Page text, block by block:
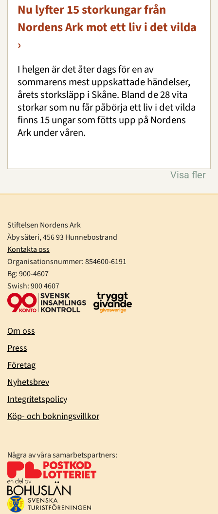
Nu lyfter 15 storkungar från
Nordens Ark mot ett liv i det vilda
›
I helgen är det åter dags för en av
sommarens mest uppskattade händelser,
årets storksläpp i Skåne. Bland de 28 vita
storkar som nu får påbörja ett liv i det vilda
finns 15 ungar som fötts upp på Nordens
Ark under våren.
Visa fler
Stiftelsen Nordens Ark
Åby säteri, 456 93 Hunnebostrand
Kontakta oss
Organisationsnummer:854600-6191
Bg: 900-4607
Swish: 900 4607
Om oss
Press
Företag
Nyhetsbrev
Integritetspolicy
Köp- och bokningsvillkor
Några av våra samarbetspartners: